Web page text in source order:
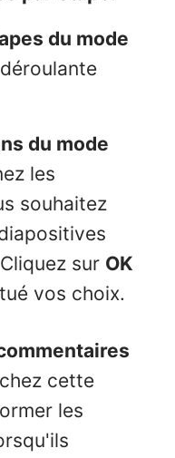
du mode
du mode
les
souhaitez
sur OK
vos choix.
cette
les